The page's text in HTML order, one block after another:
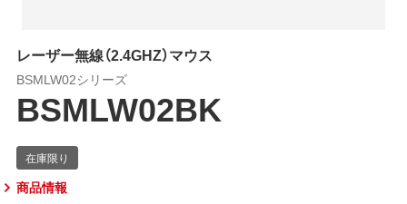
レーザー無線（2.4GHZ）マウス
BSMLW02シリーズ
BSMLW02BK
商品情報